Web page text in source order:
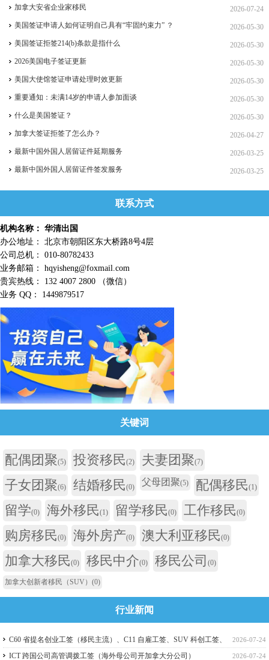
2026-07-24
加拿大安省企业家移民
2026-05-30
美国签证申请人如何证明自己具有“牢固约束力” ？
2026-05-30
美国签证拒签214(b)条款是指什么
2026-05-30
2026美国电子签证更新
2026-05-30
美国大使馆签证申请处理时效更新
2026-05-30
重要通知：未满14岁的申请人参加面谈
2026-05-30
什么是美国签证？
2026-04-27
加拿大签证拒签了怎么办？
2026-03-25
最新中国外国人居留证件延期服务
2026-03-25
最新中国外国人居留证件签发服务
联系方式
机构名称： 华清出国
办公地址： 北京市朝阳区东大桥路8号4层
公司总机： 010-80782433
业务邮箱： hqyisheng@foxmail.com
贵宾热线： 132 4007 2800 （微信）
业务 QQ： 1449879517
关键词
配偶团聚(5) 投资移民(2) 夫妻团聚(7)
子女团聚(6) 结婚移民(0) 父母团聚(5) 配偶移民(1)
留学(0) 海外移民(1) 留学移民(0) 工作移民(0)
购房移民(0) 海外房产(0) 澳大利亚移民(0)
加拿大移民(0) 移民中介(0) 移民公司 (0)
加拿大创新者移民（SUV） (0)
行业新闻
2026-07-24
C60 省提名创业工签（移民主流）、C11 自雇工签、SUV 科创工签、
ICT 跨国高管工签比较
2026-07-24
ICT 跨国公司高管调拨工签（海外母公司开加拿大分公司）